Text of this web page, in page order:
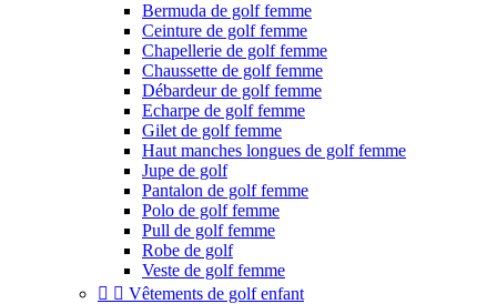
Bermuda de golf femme
Ceinture de golf femme
Chapellerie de golf femme
Chaussette de golf femme
Débardeur de golf femme
Echarpe de golf femme
Gilet de golf femme
Haut manches longues de golf femme
Jupe de golf
Pantalon de golf femme
Polo de golf femme
Pull de golf femme
Robe de golf
Veste de golf femme
  Vêtements de golf enfant